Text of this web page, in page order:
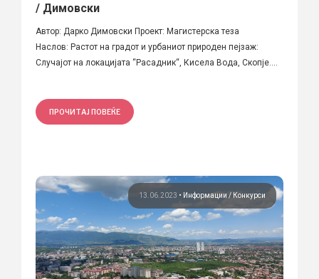
/ Димовски
Автор: Дарко Димовски Проект: Магистерска теза
Наслов: Растот на градот и урбаниот природен пејзаж:
Случајот на локацијата “Расадник“, Кисела Вода, Скопје....
ПРОЧИТАЈ ПОВЕЌЕ
13.06.2023 • Информации Конкурси